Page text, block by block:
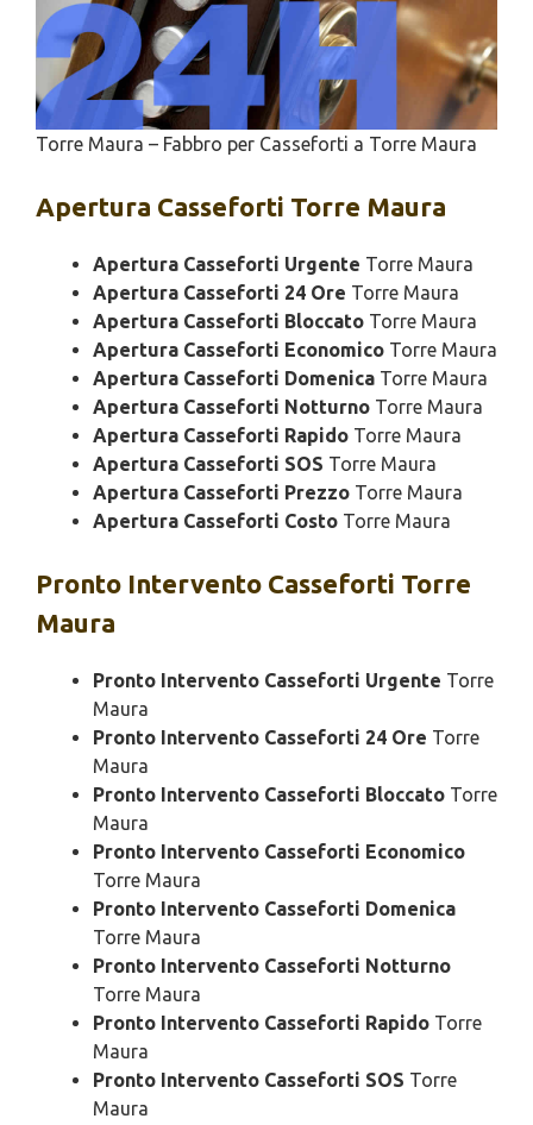
Torre Maura – Fabbro per Casseforti a Torre Maura
Apertura Casseforti Torre Maura
Apertura Casseforti Urgente Torre Maura
Apertura Casseforti 24 Ore Torre Maura
Apertura Casseforti Bloccato Torre Maura
Apertura Casseforti Economico Torre Maura
Apertura Casseforti Domenica Torre Maura
Apertura Casseforti Notturno Torre Maura
Apertura Casseforti Rapido Torre Maura
Apertura Casseforti SOS Torre Maura
Apertura Casseforti Prezzo Torre Maura
Apertura Casseforti Costo Torre Maura
Pronto Intervento Casseforti Torre
Maura
Pronto Intervento Casseforti Urgente Torre
Maura
Pronto Intervento Casseforti 24 Ore Torre
Maura
Pronto Intervento Casseforti Bloccato Torre
Maura
Pronto Intervento Casseforti Economico
Torre Maura
Pronto Intervento Casseforti Domenica
Torre Maura
Pronto Intervento Casseforti Notturno
Torre Maura
Pronto Intervento Casseforti Rapido Torre
Maura
Pronto Intervento Casseforti SOS Torre
Maura